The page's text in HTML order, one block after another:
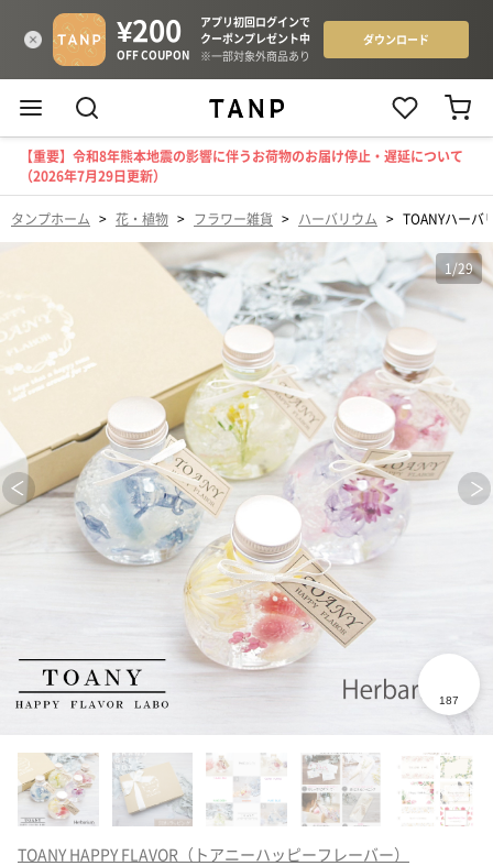
【重要】令和8年熊本地震の影響に伴うお荷物のお届け停止・遅延について
（2026年7月29日更新）
タンプホーム > 花・植物 > フラワー雑貨 > ハーバリウム > TOANYハー
1/29
TOANY HAPPY FLAVOR（トアニーハッピーフレーバー）